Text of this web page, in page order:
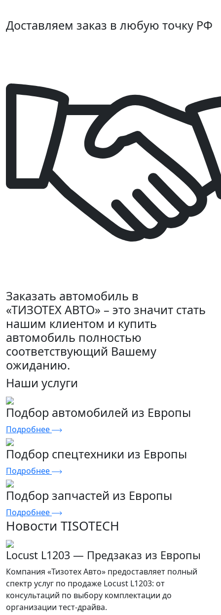
Доставляем заказ в любую точку РФ
Заказать автомобиль в
«ТИЗОТЕХ АВТО» – это значит стать
нашим клиентом и купить
автомобиль полностью
соответствующий Вашему
ожиданию.
Наши услуги
Подбор автомобилей из Европы
Подробнее
Подбор спецтехники из Европы
Подробнее
Подбор запчастей из Европы
Подробнее
Новости TISOTECH
Locust L1203 — Предзаказ из Европы
Компания «Тизотех Авто» предоставляет полный
спектр услуг по продаже Locust L1203: от
консультаций по выбору комплектации до
организации тест-драйва.